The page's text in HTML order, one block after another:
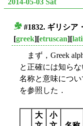
2014-05-03 Sat
#1832. ギリシア
[greek][etruscan][
まず，Greek
と正確には知ら
名称と意味につい
を参照した．
大
小